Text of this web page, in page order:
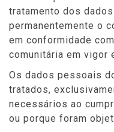
tratamento dos
permanentemente o
em conformidade
comunitária em vigor
Os dados pessoais
tratados,
necessários ao
ou porque foram